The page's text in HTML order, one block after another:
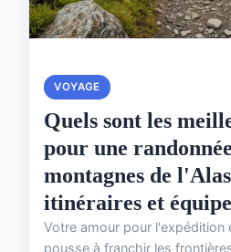
VOYAGE
Quels sont les
pour une
montagnes de
itinéraires et
Votre amour pour l'expédition
pousse à franchir les